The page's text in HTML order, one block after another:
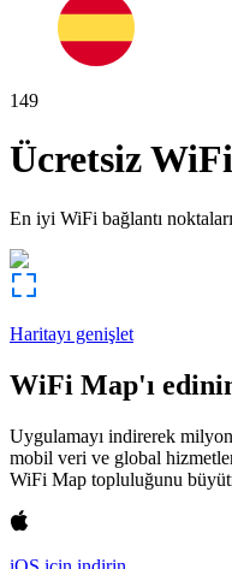
149
Ücretsiz WiFi
En iyi WiFi bağlantı
Haritayı genişlet
WiFi Map'ı
Uygulamayı indirerek
mobil veri ve global
WiFi Map topluluğunu